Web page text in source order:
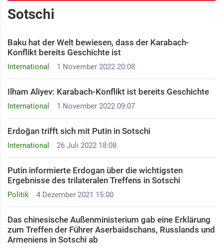
Sotschi
International 1 November 2022 20:08
Baku hat der Welt bewiesen, dass der Karabach-
Konflikt bereits Geschichte ist
International 1 November 2022 09:07
Ilham Aliyev: Karabach-Konflikt ist bereits Geschichte
International 26 Juli 2022 18:08
Erdoğan trifft sich mit Putin in Sotschi
Politik 4 Dezember 2021 15:00
Putin informierte Erdogan über die wichtigsten
Ergebnisse des trilateralen Treffens in Sotschi
Das chinesische Außenministerium gab eine Erklärung
zum Treffen der Führer Aserbaidschans, Russlands und
Armeniens in Sotschi ab